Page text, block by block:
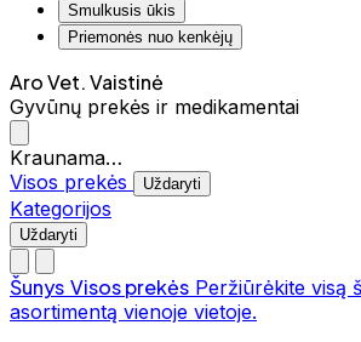
Smulkusis ūkis
Priemonės nuo kenkėjų
Aro Vet. Vaistinė
Gyvūnų prekės ir medikamentai
Kraunama…
Visos prekės
Uždaryti
Kategorijos
Uždaryti
Šunys Visos prekės Peržiūrėkite visą
asortimentą vienoje vietoje.